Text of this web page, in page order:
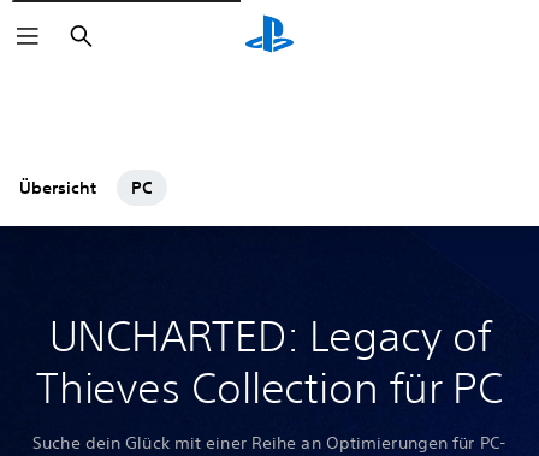
Suchen
Übersicht PC
UNCHARTED: Legacy of
Thieves Collection für PC
Suche dein Glück mit einer Reihe an Optimierungen für PC-